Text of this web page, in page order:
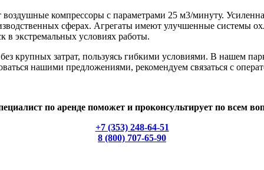
компрессоры с параметрами 25 м3/минуту.
сферах. Агрегаты имеют улучшенные системы
в экстремальных условиях работы.
крупных затрат, пользуясь гибкими условиями. В нашем
нашими предложениями, рекомендуем связаться с
по аренде поможет и проконсультирует по всем
+7 (353) 248-64-51
8 (800) 707-65-90